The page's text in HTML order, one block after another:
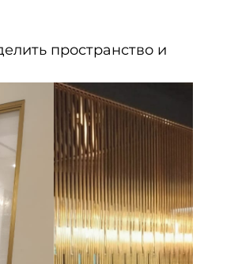
пространство и